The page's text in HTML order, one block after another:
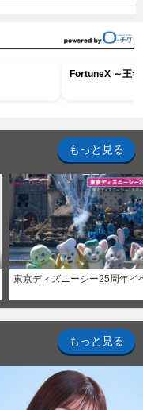
FortuneX ～王
もっと見る
東京ディズニーシー25周年イ
もっと見る